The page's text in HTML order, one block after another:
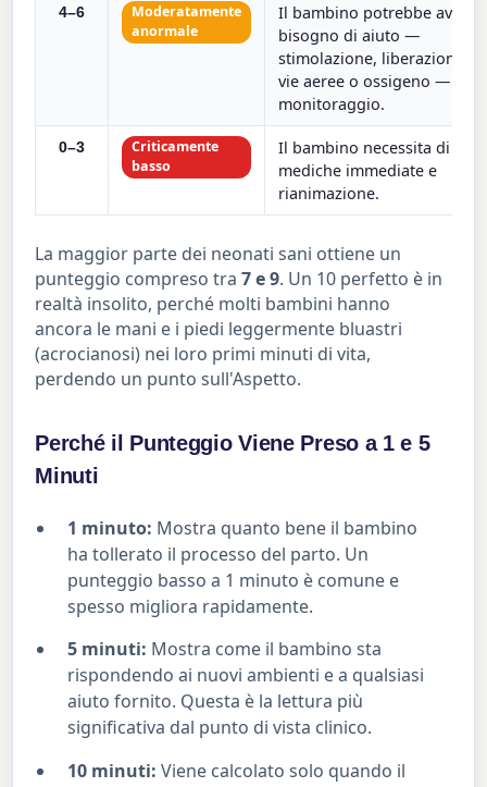
4–6
Moderatamente
anormale
Il bambino potrebbe aver
bisogno di aiuto —
stimolazione, liberazione
vie aeree o ossigeno —
monitoraggio.
0–3
Criticamente
basso
Il bambino necessita di cure
mediche immediate e
rianimazione.
La maggior parte dei neonati sani ottiene un
punteggio compreso tra7 e 9. Un 10 perfetto è in
realtà insolito, perché molti bambini hanno
ancora le mani e i piedi leggermente bluastri
(acrocianosi) nei loro primi minuti di vita,
perdendo un punto sull'Aspetto.
Perché il Punteggio Viene Preso a 1 e 5
Minuti
1 minuto: Mostra quanto bene il bambino
ha tollerato il processo del parto. Un
punteggio basso a 1 minuto è comune e
spesso migliora rapidamente.
5 minuti: Mostra come il bambino sta
rispondendo ai nuovi ambienti e a qualsiasi
aiuto fornito. Questa è la lettura più
significativa dal punto di vista clinico.
10 minuti: Viene calcolato solo quando il